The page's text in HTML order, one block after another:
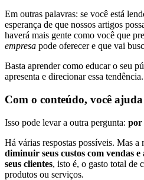
Em outras palavras: se você está
esperança de que nossos artigos
haverá mais gente como você que
empresa pode oferecer e que vai
Basta aprender como educar o seu
apresenta e direcionar essa tendência.
Com o conteúdo, você ajuda
Isso pode levar a outra pergunta: por
Há várias respostas possíveis. Mas a
diminuir seus custos com vendas
seus clientes, isto é, o gasto total de
produtos ou serviços.